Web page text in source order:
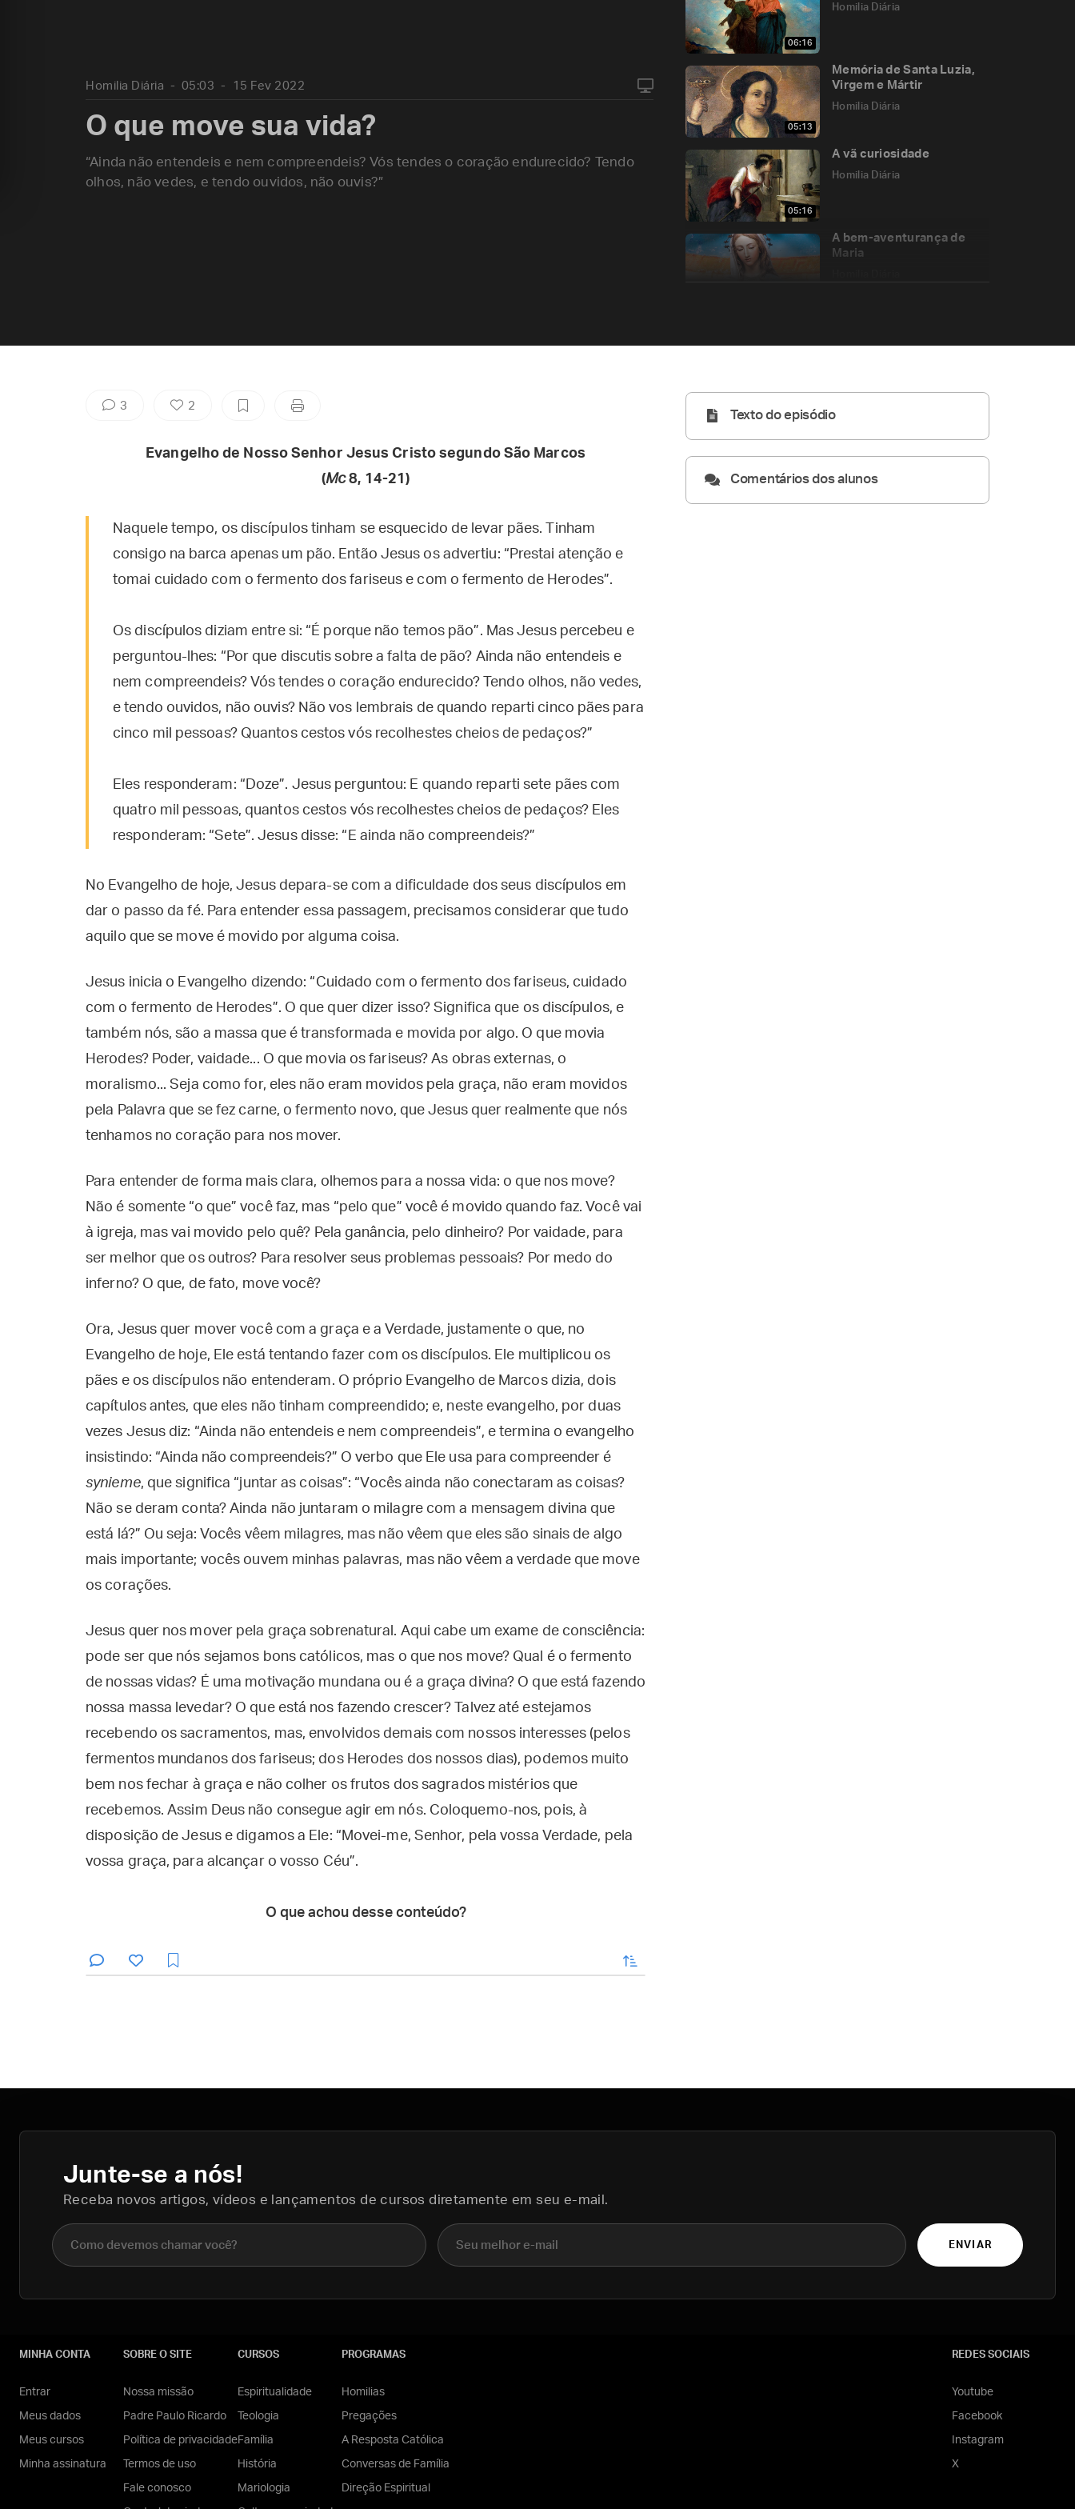
06:16
Homilia Diária
05:13
Memória de Santa Luzia,
Virgem e Mártir
Homilia Diária
05:16
A vã curiosidade
Homilia Diária
A bem-aventurança de
Maria
Homilia Diária 05:03 15 Fev 2022
O que move sua vida?
“Ainda não entendeis e nem compreendeis? Vós tendes o coração endurecido? Tendo
olhos, não vedes, e tendo ouvidos, não ouvis?”
3 2
Evangelho de Nosso Senhor Jesus Cristo segundo São Marcos
(Mc8, 14-21)
Naquele tempo, os discípulos tinham se esquecido de levar pães. Tinham
consigo na barca apenas um pão. Então Jesus os advertiu: “Prestai atenção e
tomai cuidado com o fermento dos fariseus e com o fermento de Herodes”.
Os discípulos diziam entre si: “É porque não temos pão”. Mas Jesus percebeu e
perguntou-lhes: “Por que discutis sobre a falta de pão? Ainda não entendeis e
nem compreendeis? Vós tendes o coração endurecido? Tendo olhos, não vedes,
e tendo ouvidos, não ouvis? Não vos lembrais de quando reparti cinco pães para
cinco mil pessoas? Quantos cestos vós recolhestes cheios de pedaços?”
Eles responderam: “Doze”. Jesus perguntou: E quando reparti sete pães com
quatro mil pessoas, quantos cestos vós recolhestes cheios de pedaços? Eles
responderam: “Sete”. Jesus disse: “E ainda não compreendeis?”
No Evangelho de hoje, Jesus depara-se com a dificuldade dos seus discípulos em
dar o passo da fé. Para entender essa passagem, precisamos considerar que tudo
aquilo que se move é movido por alguma coisa.
Jesus inicia o Evangelho dizendo: “Cuidado com o fermento dos fariseus, cuidado
com o fermento de Herodes”. O que quer dizer isso? Significa que os discípulos, e
também nós, são a massa que é transformada e movida por algo. O que movia
Herodes? Poder, vaidade... O que movia os fariseus? As obras externas, o
moralismo... Seja como for, eles não eram movidos pela graça, não eram movidos
pela Palavra que se fez carne, o fermento novo, que Jesus quer realmente que nós
tenhamos no coração para nos mover.
Para entender de forma mais clara, olhemos para a nossa vida: o que nos move?
Não é somente “o que” você faz, mas “pelo que” você é movido quando faz. Você vai
à igreja, mas vai movido pelo quê? Pela ganância, pelo dinheiro? Por vaidade, para
ser melhor que os outros? Para resolver seus problemas pessoais? Por medo do
inferno? O que, de fato, move você?
Ora, Jesus quer mover você com a graça e a Verdade, justamente o que, no
Evangelho de hoje, Ele está tentando fazer com os discípulos. Ele multiplicou os
pães e os discípulos não entenderam. O próprio Evangelho de Marcos dizia, dois
capítulos antes, que eles não tinham compreendido; e, neste evangelho, por duas
vezes Jesus diz: “Ainda não entendeis e nem compreendeis”, e termina o evangelho
insistindo: “Ainda não compreendeis?” O verbo que Ele usa para compreender é
synieme, que significa “juntar as coisas”: “Vocês ainda não conectaram as coisas?
Não se deram conta? Ainda não juntaram o milagre com a mensagem divina que
está lá?” Ou seja: Vocês vêem milagres, mas não vêem que eles são sinais de algo
mais importante; vocês ouvem minhas palavras, mas não vêem a verdade que move
os corações.
Jesus quer nos mover pela graça sobrenatural. Aqui cabe um exame de consciência:
pode ser que nós sejamos bons católicos, mas o que nos move? Qual é o fermento
de nossas vidas? É uma motivação mundana ou é a graça divina? O que está fazendo
nossa massa levedar? O que está nos fazendo crescer? Talvez até estejamos
recebendo os sacramentos, mas, envolvidos demais com nossos interesses (pelos
fermentos mundanos dos fariseus; dos Herodes dos nossos dias), podemos muito
bem nos fechar à graça e não colher os frutos dos sagrados mistérios que
recebemos. Assim Deus não consegue agir em nós. Coloquemo-nos, pois, à
disposição de Jesus e digamos a Ele: “Movei-me, Senhor, pela vossa Verdade, pela
vossa graça, para alcançar o vosso Céu”.
O que achou desse conteúdo?
enviar
Texto do episódio
Comentários dos alunos
Junte-se a nós!
Receba novos artigos, vídeos e lançamentos de cursos diretamente em seu e-mail.
Nome completo E-mail
ENVIAR
MINHA CONTA
Entrar
Meus dados
Meus cursos
Minha assinatura
SOBRE O SITE
Nossa missão
Padre Paulo Ricardo
Política de privacidade
Termos de uso
Fale conosco
CURSOS
Espiritualidade
Teologia
Família
História
Mariologia
PROGRAMAS
Homilias
Pregações
A Resposta Católica
Conversas de Família
Direção Espiritual
REDES SOCIAIS
Youtube
Facebook
Instagram
X